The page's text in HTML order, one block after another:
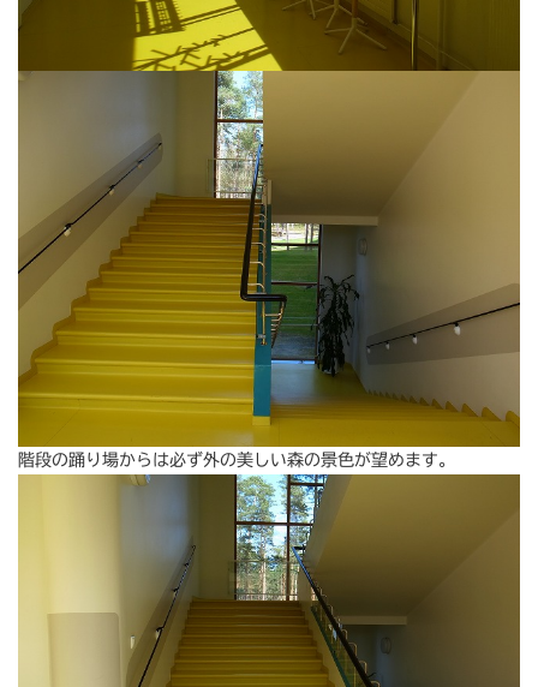
階段の踊り場からは必ず外の美しい森の景色が望めます。